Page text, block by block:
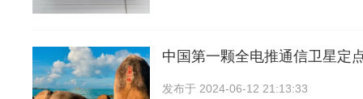
中国第一颗全电推通信卫星定
发布于 2024-06-12 21:13:33